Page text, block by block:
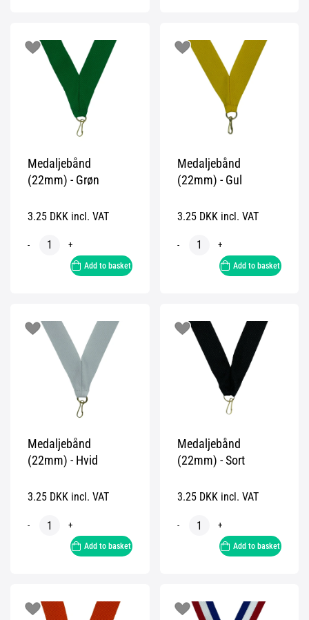
Medaljebånd
(22mm) - Grøn
3.25 DKK incl. VAT
- +
Add to basket
Medaljebånd
(22mm) - Gul
3.25 DKK incl. VAT
- +
Add to basket
Medaljebånd
(22mm) - Hvid
3.25 DKK incl. VAT
- +
Add to basket
Medaljebånd
(22mm) - Sort
3.25 DKK incl. VAT
- +
Add to basket